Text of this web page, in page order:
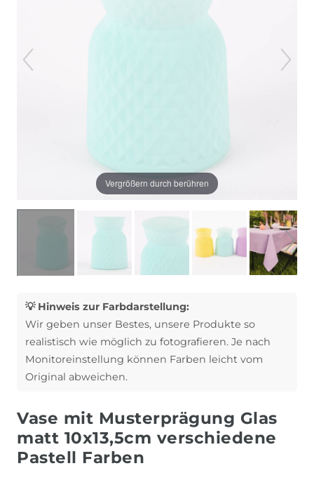
Vergrößern durch berühren
💡 Hinweis zur Farbdarstellung:
Wir geben unser Bestes, unsere Produkte so
realistisch wie möglich zu fotografieren. Je nach
Monitoreinstellung können Farben leicht vom
Original abweichen.
Vase mit Musterprägung Glas
matt 10x13,5cm verschiedene
Pastell Farben